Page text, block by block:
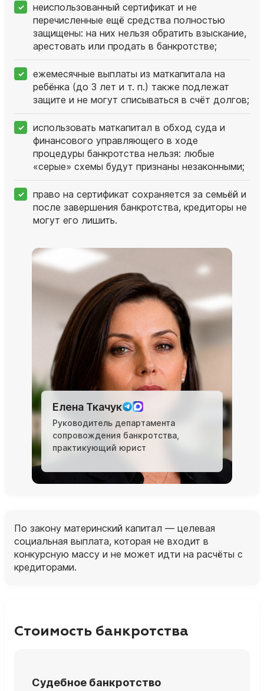
неиспользованный сертификат и не
перечисленные ещё средства полностью
защищены: на них нельзя обратить взыскание,
арестовать или продать в банкротстве;
ежемесячные выплаты из маткапитала на
ребёнка (до 3 лет и т. п.) также подлежат
защите и не могут списываться в счёт долгов;
использовать маткапитал в обход суда и
финансового управляющего в ходе
процедуры банкротства нельзя: любые
«серые» схемы будут признаны незаконными;
право на сертификат сохраняется за семьёй и
после завершения банкротства, кредиторы не
могут его лишить.
Елена Ткачук
Руководитель департамента
сопровождения банкротства,
практикующий юрист
По закону материнский капитал — целевая
социальная выплата, которая не входит в
конкурсную массу и не может идти на расчёты с
кредиторами.
Стоимость банкротства
Судебное банкротство